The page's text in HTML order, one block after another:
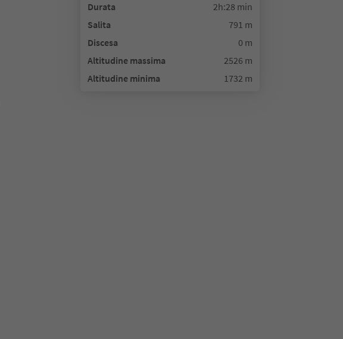
Durata
2h:28 min
Salita
791 m
Discesa
0 m
Altitudine massima
2526 m
Altitudine minima
1732 m